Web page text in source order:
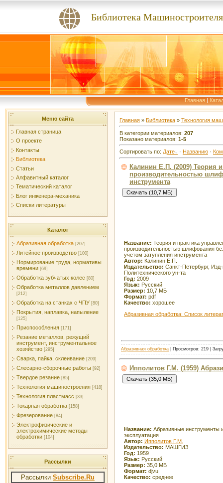
Библиотека Машиностроителя
Главная |
Меню сайта
Главная страница
О проекте
Контакты
Библиотека
Статьи
Алфавитный каталог
Тематический каталог
Блог инженера-механика
Списки литературы
Каталог
Абразивная обработка [207]
Литейное производство [100]
Нормирование труда, нормативы
времени [69]
Обработка зубчатых колес [80]
Обработка металлов давлением
[212]
Обработка на станках с ЧПУ [80]
Покрытия, наплавка, напыление
[125]
Приспособления [171]
Резание металлов, режущий
инструмент, инструментальное
хозяйство [295]
Сварка, пайка, склеивание [209]
Слесарно-сборочные работы [92]
Твердое резание [85]
Технология машиностроения [418]
Технология пластмасс [33]
Токарная обработка [158]
Фрезерование [84]
Электрофизические и
электрохимические методы
обработки [104]
Рассылки
Рассылки Subscribe.Ru
Главная » Библиотека » Технология
В категории материалов: 207
Показано материалов: 1-5
Сортировать по: Дате · Названию ·
Калинин Е.П. (2009) Теория
производительностью
инструмента
Название: Теория и практика
производительностью шлифования
учетом затупления инструмента
Автор: Калинин Е.П.
Издательство: Санкт-Петербург,
Политехнического ун-та
Год: 2009
Язык: Русский
Размер: 10,7 МБ
Формат: pdf
Качество: хорошее
Абразивная обработка: Список
Абразивная обработка | Просмотров: 219 |
Ипполитов Г.М. (1959)
Название: Абразивные инструменты
эксплуатация
Автор: Ипполитов Г.М.
Издательство: МАШГИЗ
Год: 1959
Язык: Русский
Размер: 35,0 МБ
Формат: djvu
Качество: среднее